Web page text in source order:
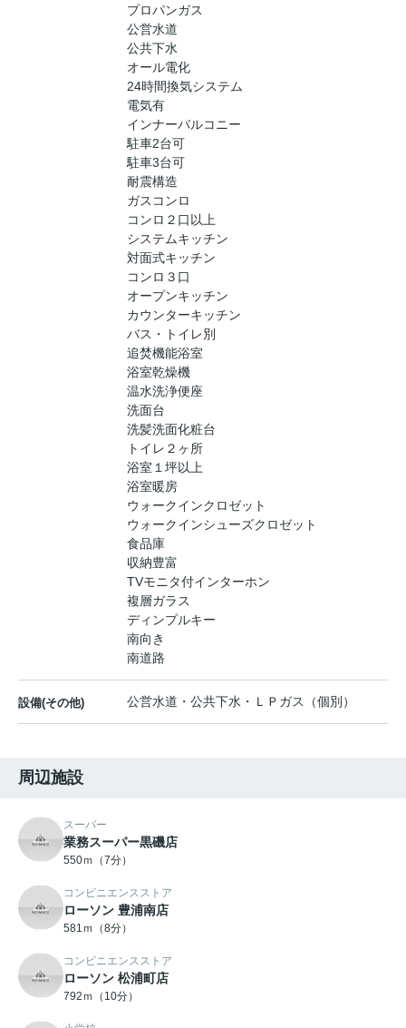
プロパンガス
公営水道
公共下水
オール電化
24時間換気システム
電気有
インナーバルコニー
駐車2台可
駐車3台可
耐震構造
ガスコンロ
コンロ２口以上
システムキッチン
対面式キッチン
コンロ３口
オープンキッチン
カウンターキッチン
バス・トイレ別
追焚機能浴室
浴室乾燥機
温水洗浄便座
洗面台
洗髪洗面化粧台
トイレ２ヶ所
浴室１坪以上
浴室暖房
ウォークインクロゼット
ウォークインシューズクロゼット
食品庫
収納豊富
TVモニタ付インターホン
複層ガラス
ディンプルキー
南向き
南道路
設備(その他) 公営水道・公共下水・ＬＰガス（個別）
周辺施設
スーパー
業務スーパー黒磯店
550ｍ（7分）
コンビニエンスストア
ローソン 豊浦南店
581ｍ（8分）
コンビニエンスストア
ローソン 松浦町店
792ｍ（10分）